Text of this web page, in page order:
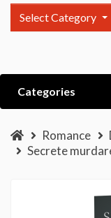
Select Category
Categories
Romance
Secrete